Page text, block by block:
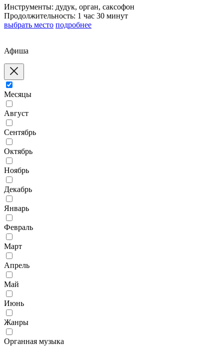
Инструменты: дудук, орган, саксофон
Продолжительность: 1 час 30 минут
выбрать место подробнее
Афиша
Месяцы
Август
Сентябрь
Октябрь
Ноябрь
Декабрь
Январь
Февраль
Март
Апрель
Май
Июнь
Жанры
Органная музыка